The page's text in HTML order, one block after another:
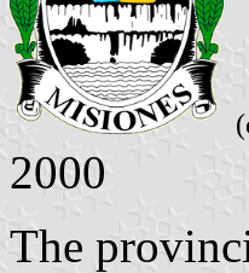
2000
The